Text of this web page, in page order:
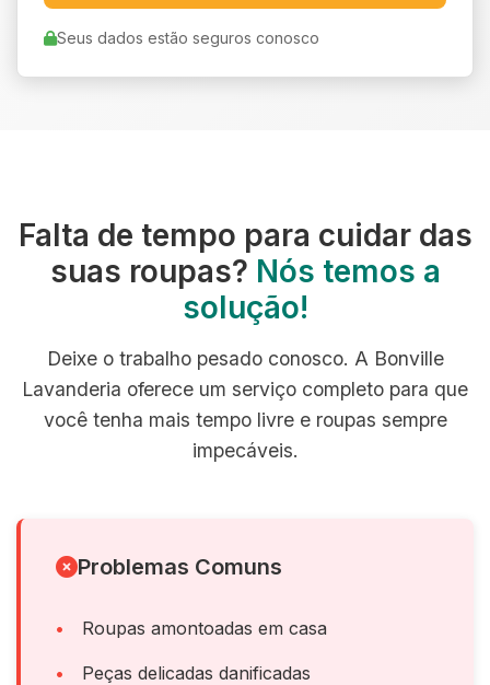
Seus dados estão seguros conosco
Falta de tempo para cuidar das
suas roupas? Nós temos a
solução!
Deixe o trabalho pesado conosco. A Bonville
Lavanderia oferece um serviço completo para que
você tenha mais tempo livre e roupas sempre
impecáveis.
Problemas Comuns
Roupas amontoadas em casa
Peças delicadas danificadas